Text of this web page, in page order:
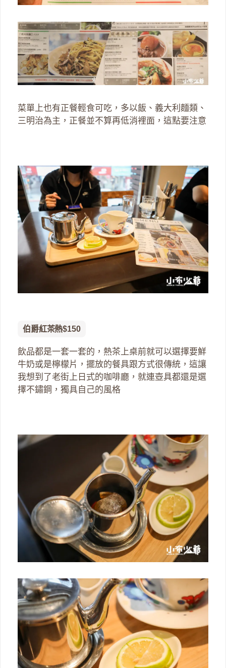
菜單上也有正餐輕食可吃，多以飯、義大利麵類、
三明治為主，正餐並不算再低消裡面，這點要注意
伯爵紅茶熱$150
飲品都是一套一套的，熱茶上桌前就可以選擇要鮮
牛奶或是檸檬片，擺放的餐具跟方式很傳統，這讓
我想到了老街上日式的咖啡廳，就連壺具都還是選
擇不鏽鋼，獨具自己的風格